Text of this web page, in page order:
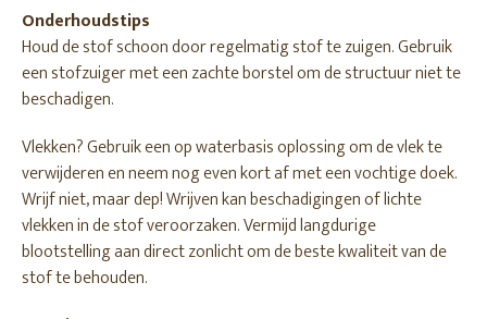
Onderhoudstips
Houd de stof schoon door regelmatig stof te zuigen. Gebruik
een stofzuiger met een zachte borstel om de structuur niet te
beschadigen.
Vlekken? Gebruik een op waterbasis oplossing om de vlek te
verwijderen en neem nog even kort af met een vochtige doek.
Wrijf niet, maar dep! Wrijven kan beschadigingen of lichte
vlekken in de stof veroorzaken. Vermijd langdurige
blootstelling aan direct zonlicht om de beste kwaliteit van de
stof te behouden.